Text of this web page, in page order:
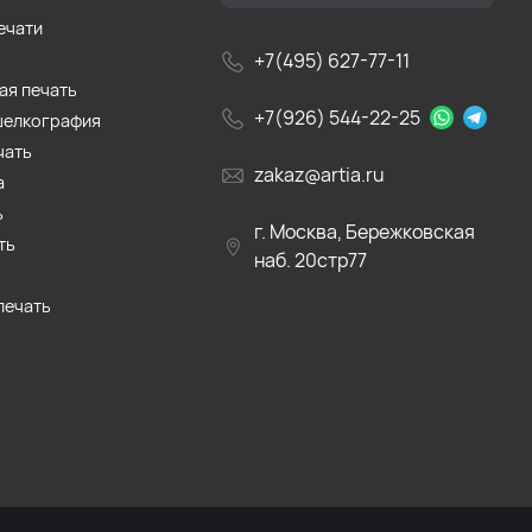
+7(495) 627-77-11
+7(926) 544-22-25
zakaz@artia.ru
г. Москва, Бережковская
наб. 20стр77
печать